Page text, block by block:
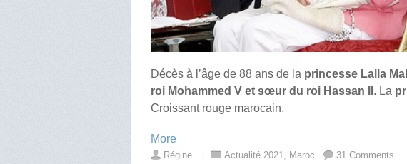
Décès à l’âge de 88 ans de la princesse Lalla
roi Mohammed V et sœur du roi Hassan II . La
Croissant rouge marocain.
More
Régine ⋅ Actualité 2021, Maroc 31 Comments